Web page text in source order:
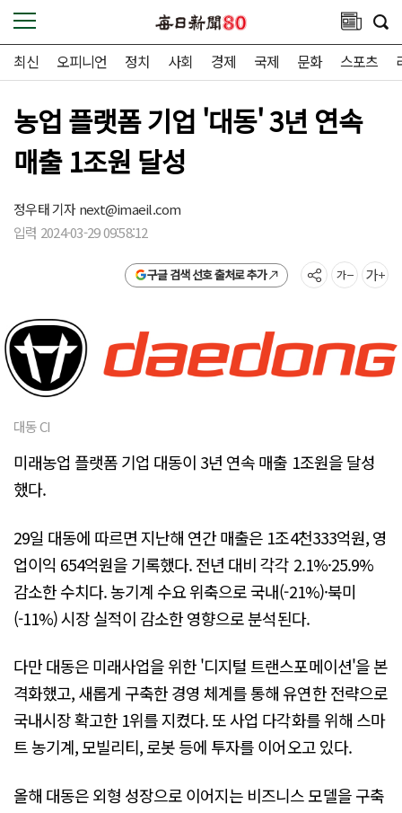
최신 오피니언 정치 사회 경제 국제 문화 스포츠
농업 플랫폼 기업 '대동' 3년 연속
매출 1조원 달성
정우태 기자next@imaeil.com
입력 2024-03-29 09:58:12
구글 검색 선호 출처로 추가
대동 CI
미래농업 플랫폼 기업 대동이 3년 연속 매출 1조원을 달성
했다.
29일 대동에 따르면 지난해 연간 매출은 1조4천333억원, 영
업이익 654억원을 기록했다. 전년 대비 각각 2.1%·25.9%
감소한 수치다. 농기계 수요 위축으로 국내(-21%)·북미
(-11%) 시장 실적이 감소한 영향으로 분석된다.
다만 대동은 미래사업을 위한 '디지털 트랜스포메이션'을 본
격화했고, 새롭게 구축한 경영 체계를 통해 유연한 전략으로
국내시장 확고한 1위를 지켰다. 또 사업 다각화를 위해 스마
트 농기계, 모빌리티, 로봇 등에 투자를 이어오고 있다.
올해 대동은 외형 성장으로 이어지는 비즈니스 모델을 구축